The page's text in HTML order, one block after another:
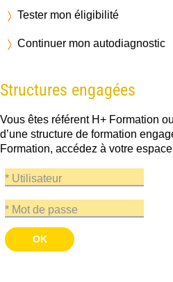
Tester mon éligibilité
Continuer mon autodiagnostic
Structures engagées
Vous êtes référent H+ Formation
d’une structure de formation
Formation, accédez à votre
* Utilisateur
* Mot de passe
OK